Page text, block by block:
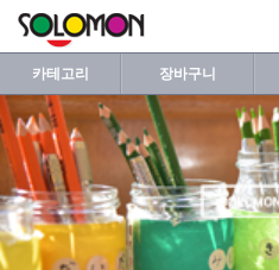
카테고리 장바구니